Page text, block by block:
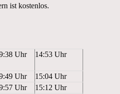
ist kostenlos.
Uhr 14:53 Uhr
Uhr
15:04 Uhr
Uhr
15:12 Uhr